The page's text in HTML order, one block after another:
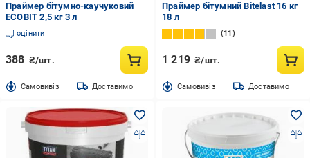
Праймер бітумно-каучуковий
ECOBIT 2,5 кг 3 л
оцінити
388 ₴/шт.
Cамовивіз Доставимо
Праймер бітумний Bitelast 16 кг
18 л
11
1 219 ₴/шт.
Cамовивіз Доставимо